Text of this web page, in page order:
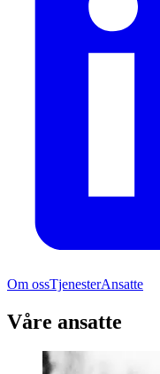
Om ossTjenesterAnsatte
Våre ansatte